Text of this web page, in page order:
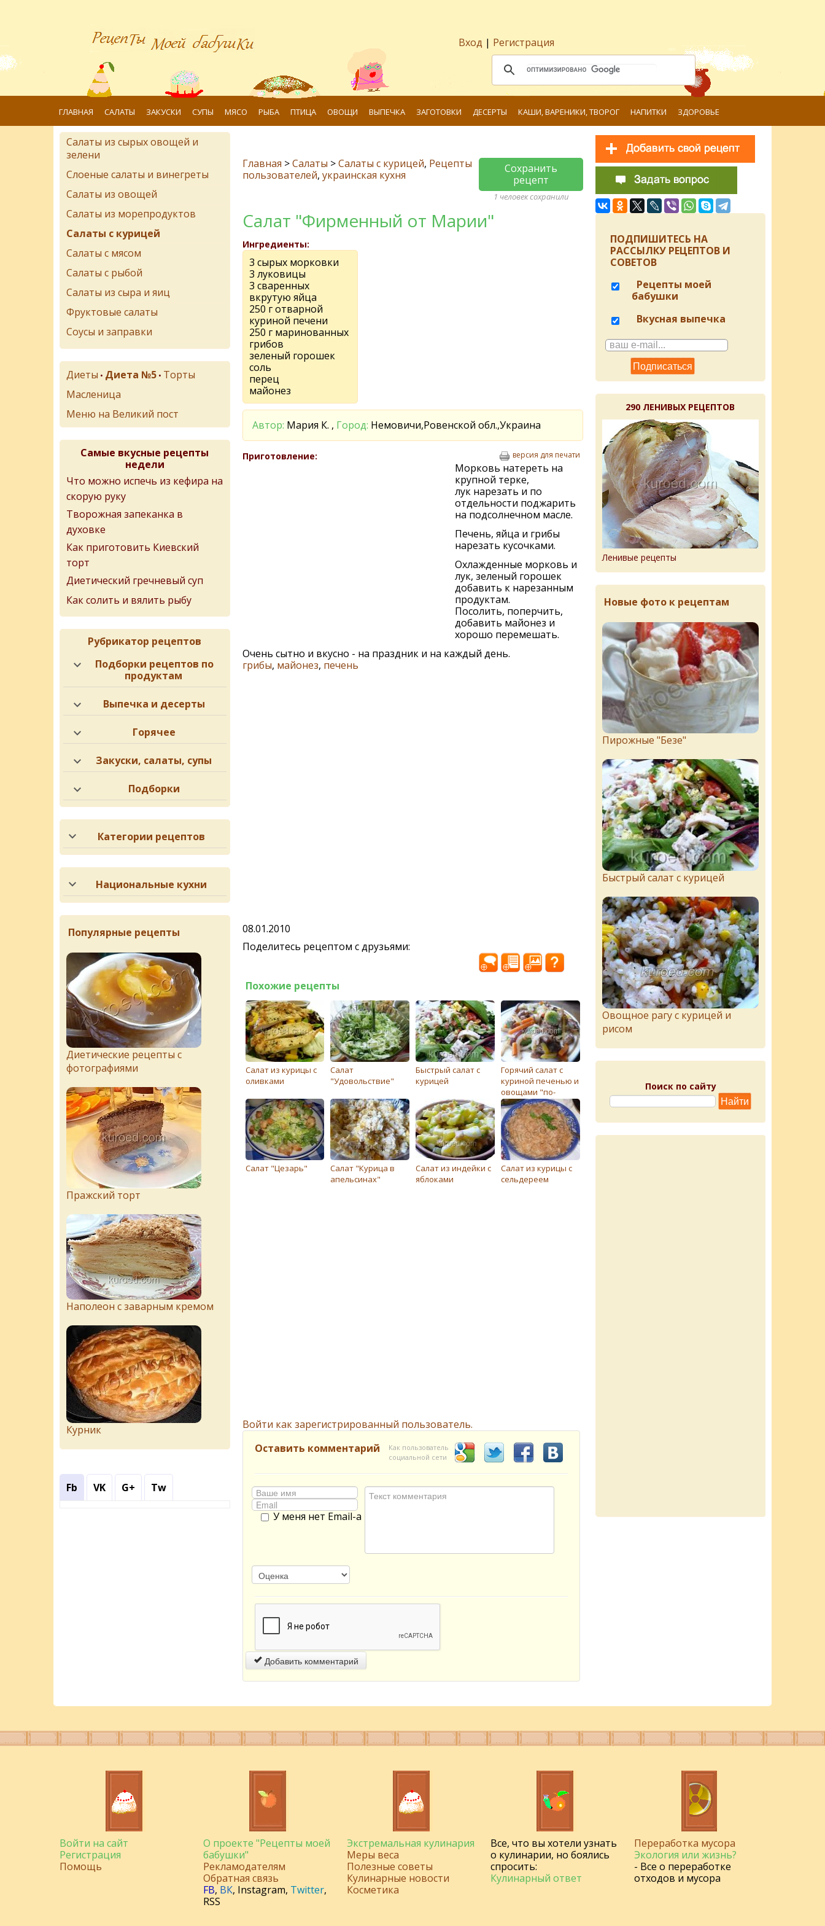
Вход | Регистрация
ГЛАВНАЯ САЛАТЫ ЗАКУСКИ СУПЫ МЯСО РЫБА ПТИЦА ОВОЩИ ВЫПЕЧКА ЗАГОТОВКИ ДЕСЕРТЫ КАШИ, ВАРЕНИКИ, ТВОРОГ НАПИТКИ ЗДОРОВЬЕ
Главная >Салаты >Салаты с курицей, Рецепты
пользователей, украинская кухня
Сохранить
рецепт
1 человек сохранили
Салат "Фирменный от Марии"
Ингредиенты:
3 сырых морковки
3 луковицы
3 сваренных
вкрутую яйца
250 г отварной
куриной печени
250 г маринованных
грибов
зеленый горошек
соль
перец
майонез
Автор: Мария К. , Город: Немовичи,Ровенской обл.,Украина
Приготовление: версия для печати
Морковь натереть на
крупной терке,
лук нарезать и по
отдельности поджарить
на подсолнечном масле.
Печень, яйца и грибы
нарезать кусочками.
Охлажденные морковь и
лук, зеленый горошек
добавить к нарезанным
продуктам.
Посолить, поперчить,
добавить майонез и
хорошо перемешать.
Очень сытно и вкусно - на праздник и на каждый день.
грибы, майонез, печень
08.01.2010
Поделитесь рецептом с друзьями:
Похожие рецепты
Салат из курицы с
оливками
Салат
"Удовольствие"
Быстрый салат с
курицей
Горячий салат с
куриной печенью и
овощами "по-
восточному"
Салат "Цезарь"
Салат "Курица в
апельсинах"
Салат из индейки с
яблоками
Салат из курицы с
сeльдeрeeм
Войти как зарегистрированный пользователь.
Оставить комментарий
Как пользователь
социальной сети
У меня нет Email-а
Добавить комментарий
Салаты из сырых овощей и
зелени
Слоеные салаты и винегреты
Салаты из овощей
Салаты из морепродуктов
Салаты с курицей
Салаты с мясом
Салаты с рыбой
Салаты из сыра и яиц
Фруктовые салаты
Соусы и заправки
Диеты • Диета №5 • Торты
Масленица
Меню на Великий пост
Самые вкусные рецепты
недели
Что можно испечь из кефира на
скорую руку
Творожная запеканка в
духовке
Как приготовить Киевский
торт
Диетический гречневый суп
Как солить и вялить рыбу
Рубрикатор рецептов
Подборки рецептов по
продуктам
Выпечка и десерты
Горячее
Закуски, салаты, супы
Подборки
Категории рецептов
Национальные кухни
Популярные рецепты
Диетические рецепты с
фотографиями
Пражский торт
Наполеон с заварным кремом
Курник
Fb VK G+ Tw
ПОДПИШИТЕСЬ НА
РАССЫЛКУ РЕЦЕПТОВ И
СОВЕТОВ
Рецепты моей
бабушки
Вкусная выпечка
290 ЛЕНИВЫХ РЕЦЕПТОВ
Ленивые рецепты
Новые фото к рецептам
Пирожныe "Бeзe"
Быстрый салат с курицей
Овощное рагу с курицей и
рисом
Поиск по сайту
Войти на сайт
Регистрация
Помощь
О проекте "Рецепты моей
бабушки"
Рекламодателям
Обратная связь
FB, ВК, Instagram, Twitter,
RSS
Экстремальная кулинария
Меры веса
Полезные советы
Кулинарные новости
Косметика
Все, что вы хотели узнать
о кулинарии, но боялись
спросить:
Кулинарный ответ
Переработка мусора
Экология или жизнь?
- Все о переработке
отходов и мусора